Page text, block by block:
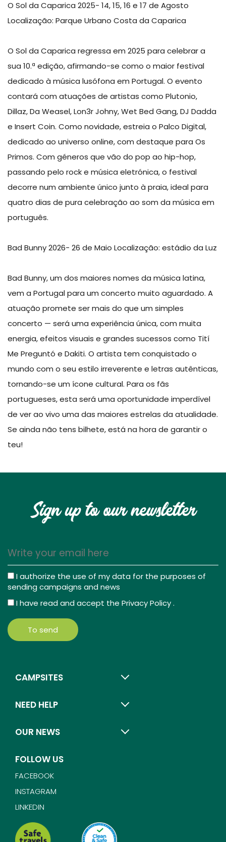
O Sol da Caparica 2025- 14, 15, 16 e 17 de Agosto
Localização: Parque Urbano Costa da Caparica
O Sol da Caparica regressa em 2025 para celebrar a
sua 10.ª edição, afirmando-se como o maior festival
dedicado à música lusófona em Portugal. O evento
contará com atuações de artistas como Plutonio,
Dillaz, Da Weasel, Lon3r Johny, Wet Bed Gang, DJ Dadda
e Insert Coin. Como novidade, estreia o Palco Digital,
dedicado ao universo online, com destaque para Os
Primos. Com géneros que vão do pop ao hip-hop,
passando pelo rock e música eletrónica, o festival
decorre num ambiente único junto à praia, ideal para
quatro dias de pura celebração ao som da música em
português.
Bad Bunny 2026- 26 de Maio Localização: estádio da Luz
Bad Bunny, um dos maiores nomes da música latina,
vem a Portugal para um concerto muito aguardado. A
atuação promete ser mais do que um simples
concerto — será uma experiência única, com muita
energia, efeitos visuais e grandes sucessos como Tití
Me Preguntó e Dakiti. O artista tem conquistado o
mundo com o seu estilo irreverente e letras autênticas,
tornando-se um ícone cultural. Para os fãs
portugueses, esta será uma oportunidade imperdível
de ver ao vivo uma das maiores estrelas da atualidade.
Se ainda não tens bilhete, está na hora de garantir o
teu!
Sign up to our newsletter
I authorize the use of my data for the purposes of
sending campaigns and news
I have read and accept the Privacy Policy.
To send
CAMPSITES
NEED HELP
OUR NEWS
FOLLOW US
FACEBOOK
INSTAGRAM
LINKEDIN